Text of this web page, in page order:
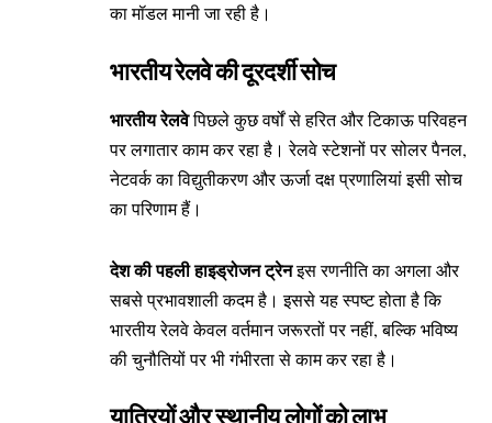
का मॉडल मानी जा रही है।
भारतीय रेलवे की दूरदर्शी सोच
भारतीय रेलवेपिछले कुछ वर्षों से हरित और टिकाऊ परिवहन
पर लगातार काम कर रहा है। रेलवे स्टेशनों पर सोलर पैनल,
नेटवर्क का विद्युतीकरण और ऊर्जा दक्ष प्रणालियां इसी सोच
का परिणाम हैं।
देश की पहली हाइड्रोजन ट्रेनइस रणनीति का अगला और
सबसे प्रभावशाली कदम है। इससे यह स्पष्ट होता है कि
भारतीय रेलवे केवल वर्तमान जरूरतों पर नहीं, बल्कि भविष्य
की चुनौतियों पर भी गंभीरता से काम कर रहा है।
यात्रियों और स्थानीय लोगों को लाभ